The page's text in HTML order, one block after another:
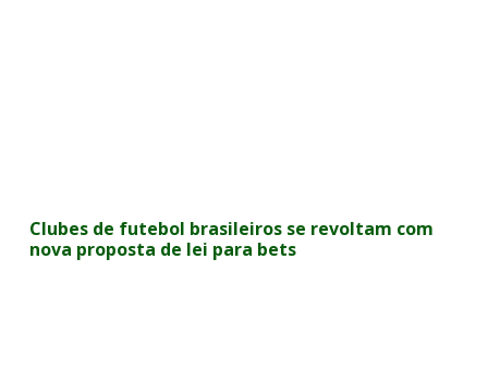
Clubes de futebol brasileiros se revoltam com
nova proposta de lei para bets